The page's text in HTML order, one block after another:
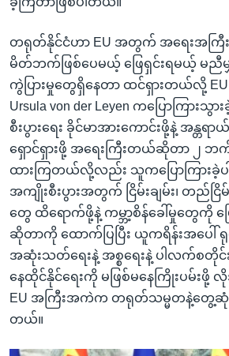
တရုတ်နိုင်ငံဟာ EU အတွက် အရေးအကြီ
မိတ်ဘက်ဖြစ်ပေမယ့် ဖြေရှင်းရမယ့် မညီ
ကွဲပြားမှုတွေရှိနေတာ ထင်ရှားတယ်လို့ EU
Ursula von der Leyen ကပြောကြားသွ
စီးပွားရေး ခိုင်မာအားကောင်းဖို့နဲ့ အန္တ
ရှောင်ရှားဖို့ အရေးကြီးတယ်ဆိုတာ ၂
ထားကြတယ်လို့လည်း သူကပြောကြားခဲ့
အကျိုးစီးပွားအတွက် ငြိမ်းချမ်း၊ တည်င
တွေ ထိရောက်ဖို့နဲ့ ကမ္ဘာ့စိန်ခေါ်မှုတွေကို
ဆိုတာကို ထောက်ပြပြီး ယူကရိန်းအပေါ်
အဆုံးသတ်ရေးနဲ့ အစ္စရေးနဲ့ ပါလက်စတို
နေထိုင်နိုင်ရေးကို မဖြစ်မနေကြိုးပမ်
EU အကြီးအကဲက တရုတ်သမ္မတနဲ့တွေ့ဆုံစဉ်
တယ်။